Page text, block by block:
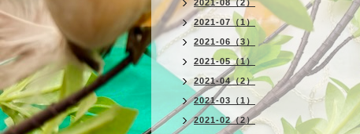
2021-08（2）
2021-07（1）
2021-06（3）
2021-05（1）
2021-04（2）
2021-03（1）
2021-02（2）